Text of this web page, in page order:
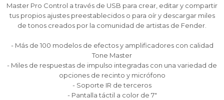
Master Pro Control a través de USB para crear, editar y compartir
tus propios ajustes preestablecidos o para oír y descargar miles
de tonos creados por la comunidad de artistas de Fender.
- Más de 100 modelos de efectos y amplificadores con calidad
Tone Master
- Miles de respuestas de impulso integradas con una variedad de
opciones de recinto y micrófono
- Soporte IR de terceros
- Pantalla táctil a color de 7"
Fecha de nacimiento
Continuar
Elegís Pago Después como metodo de pago
* sujeto a aprobación crediticia. El monto disponible
puede variar por comercio
Fecha de nacimiento
Continuar
Elegís Pago Después como metodo de pago
* sujeto a aprobación crediticia. El monto disponible
puede variar por comercio
Fecha de nacimiento
Continuar
Elegís Pago Después como metodo de pago
* sujeto a aprobación crediticia. El monto disponible
puede variar por comercio